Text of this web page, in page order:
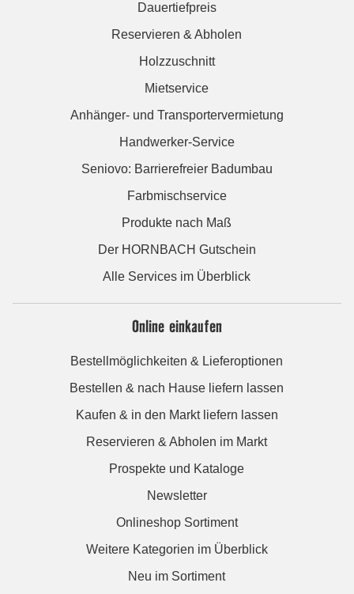
Dauertiefpreis
Reservieren & Abholen
Holzzuschnitt
Mietservice
Anhänger- und Transportervermietung
Handwerker-Service
Seniovo: Barrierefreier Badumbau
Farbmischservice
Produkte nach Maß
Der HORNBACH Gutschein
Alle Services im Überblick
Online einkaufen
Bestellmöglichkeiten & Lieferoptionen
Bestellen & nach Hause liefern lassen
Kaufen & in den Markt liefern lassen
Reservieren & Abholen im Markt
Prospekte und Kataloge
Newsletter
Onlineshop Sortiment
Weitere Kategorien im Überblick
Neu im Sortiment